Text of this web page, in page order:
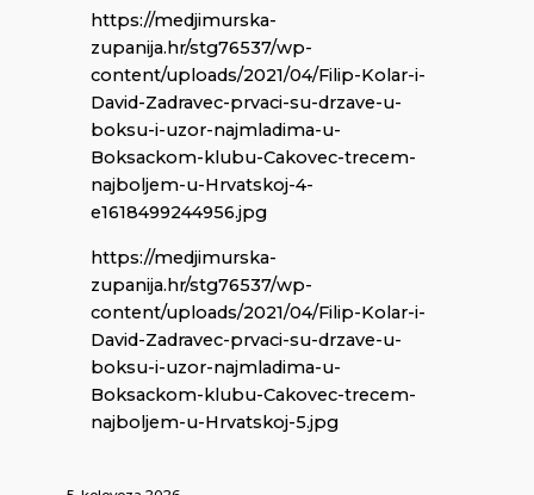
https://medjimurska-
zupanija.hr/stg76537/wp-
content/uploads/2021/04/Filip-Kolar-i-
David-Zadravec-prvaci-su-drzave-u-
boksu-i-uzor-najmladima-u-
Boksackom-klubu-Cakovec-trecem-
najboljem-u-Hrvatskoj-4-
e1618499244956.jpg
https://medjimurska-
zupanija.hr/stg76537/wp-
content/uploads/2021/04/Filip-Kolar-i-
David-Zadravec-prvaci-su-drzave-u-
boksu-i-uzor-najmladima-u-
Boksackom-klubu-Cakovec-trecem-
najboljem-u-Hrvatskoj-5.jpg